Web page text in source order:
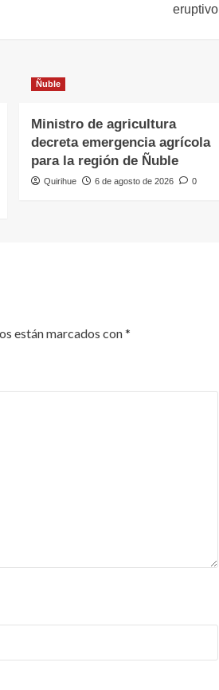
eruptivo
Ñuble
Ministro de agricultura
decreta emergencia agrícola
para la región de Ñuble
Quirihue 6 de agosto de 2026 0
están marcados con*